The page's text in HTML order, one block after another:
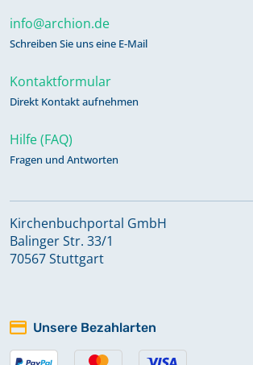
info@archion.de
Schreiben Sie uns eine E-Mail
Kontaktformular
Direkt Kontakt aufnehmen
Hilfe (FAQ)
Fragen und Antworten
Kirchenbuchportal GmbH
Balinger Str. 33/1
70567 Stuttgart
Unsere Bezahlarten